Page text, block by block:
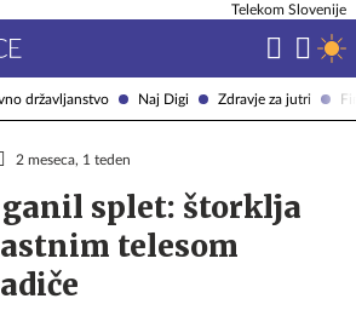
državljanstvo Naj Digi Zdravje za jutri
Telekom Slovenije
2 meseca, 1 teden
splet: štorklja
telesom